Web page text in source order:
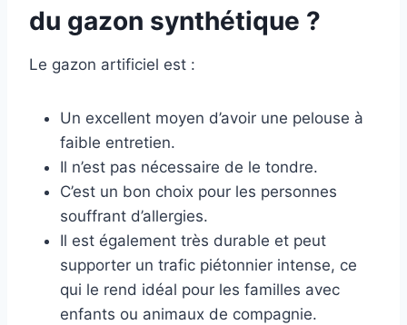
du gazon synthétique ?
Le gazon artificiel est :
Un excellent moyen d’avoir une pelouse à
faible entretien.
Il n’est pas nécessaire de le tondre.
C’est un bon choix pour les personnes
souffrant d’allergies.
Il est également très durable et peut
supporter un trafic piétonnier intense, ce
qui le rend idéal pour les familles avec
enfants ou animaux de compagnie.